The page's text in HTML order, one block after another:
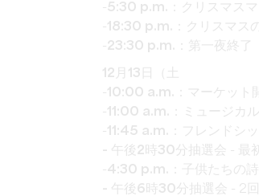
-5:30 p.m.
：クリスマス
-18:30 p.m.
：クリスマス
-23:30 p.m.
：第一夜終了
12月13日（土
-10:00 a.m.
：マーケット
-11:00 a.m.
：ミュージカ
-11:45 a.m.
：フレンドシ
- 午後2時30分 抽選会 - 最
-4:30 p.m.
：子供たちの
- 午後6時30分 抽選会 - 2回